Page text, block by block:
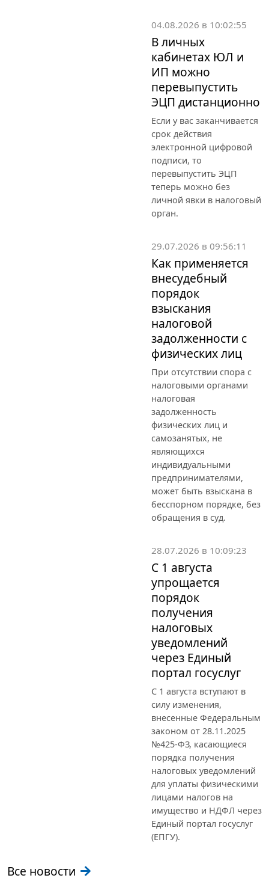
04.08.2026 в 10:02:55
В личных
кабинетах ЮЛ и
ИП можно
перевыпустить
ЭЦП дистанционно
Если у вас заканчивается
срок действия
электронной цифровой
подписи, то
перевыпустить ЭЦП
теперь можно без
личной явки в налоговый
орган.
29.07.2026 в 09:56:11
Как применяется
внесудебный
порядок
взыскания
налоговой
задолженности с
физических лиц
При отсутствии спора с
налоговыми органами
налоговая
задолженность
физических лиц и
самозанятых, не
являющихся
индивидуальными
предпринимателями,
может быть взыскана в
бесспорном порядке, без
обращения в суд.
28.07.2026 в 10:09:23
С 1 августа
упрощается
порядок
получения
налоговых
уведомлений
через Единый
портал госуслуг
С 1 августа вступают в
силу изменения,
внесенные Федеральным
законом от 28.11.2025
№425-ФЗ, касающиеся
порядка получения
налоговых уведомлений
для уплаты физическими
лицами налогов на
имущество и НДФЛ через
Единый портал госуслуг
(ЕПГУ).
Все новости